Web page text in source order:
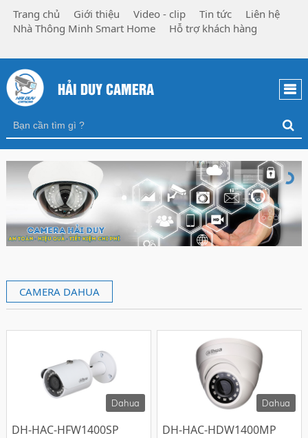
Trang chủ Giới thiệu Video - clip Tin tức
Liên hệ
Nhà Thông Minh Smart Home
Hỗ trợ khách hàng
HẢI DUY CAMERA
CAMERA DAHUA
Dahua
DH-HAC-HFW1400SP
Dahua
DH-HAC-HDW1400MP